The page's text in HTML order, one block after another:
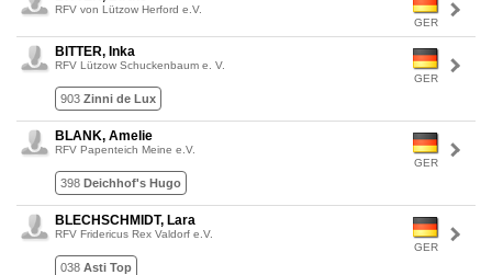
GER
RFV von Lützow Herford e.V.
GER
BITTER, Inka
RFV Lützow Schuckenbaum e. V.
903 Zinni de Lux
GER
BLANK, Amelie
RFV Papenteich Meine e.V.
398 Deichhof's Hugo
GER
BLECHSCHMIDT, Lara
RFV Fridericus Rex Valdorf e.V.
038 Asti Top